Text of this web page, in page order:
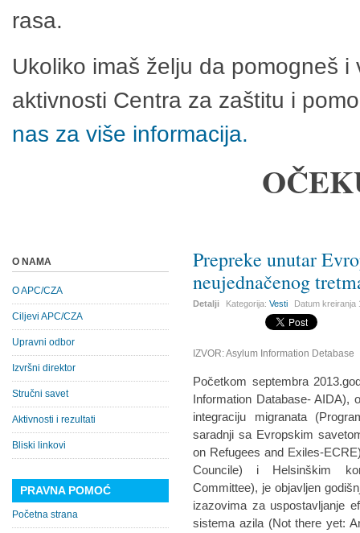
rasa.
Ukoliko imaš želju da pomogneš
aktivnosti Centra za zaštitu i
nas za više informacija.
Prepreke unutar
neujednačenog
Detalji Kategorija:Vesti Datum kreiranja
IZVOR: Asylum Information Detabase
Početkom septembra
Information Database- AIDA),
integraciju migranata
saradnji sa Evropskim
on Refugees and Exiles-
Councile) i Helsinškim
Committee), je objavljen
izazovima za uspostavljanje
sistema azila (Not there yet:
O NAMA
O APC/CZA
Ciljevi APC/CZA
Upravni odbor
Izvršni direktor
Stručni savet
Aktivnosti i rezultati
Bliski linkovi
PRAVNA POMOĆ
Početna strana